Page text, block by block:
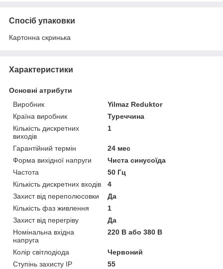
Спосіб упаковки
Картонна скринька
Характеристики
Основні атрибути
Виробник
Yilmaz Reduktor
Країна виробник
Туреччина
Кількість дискретних
виходів
1
Гарантійний термін
24 мес
Форма вихідної напруги
Чиста синусоїда
Частота
50 Гц
Кількість дискретних входів
4
Захист від переполюсовки
Да
Кількість фаз живлення
1
Захист від перегріву
Да
Номінальна вхідна
напруга
220 В або 380 В
Колір світлодіода
Червоний
Ступінь захисту IP
55